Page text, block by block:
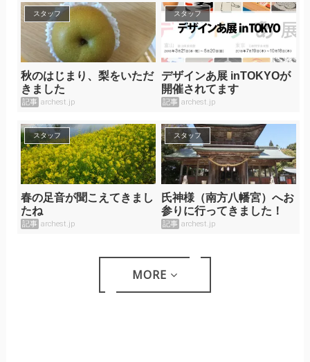
スタッフ
秋のはじまり、梨をいただ
きました
記事 archest.jp
スタッフ
デザインあ展 inTOKYOが
開催されてます
記事 archest.jp
スタッフ
春の足音が聞こえてきまし
たね
記事 archest.jp
スタッフ
氏神様（南方八幡宮）へお
参りに行ってきました！
記事 archest.jp
MORE